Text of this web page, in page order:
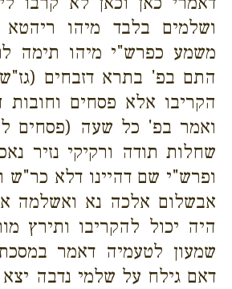
ושלמים בלבד מיהו
משמע כפרש"י מיהו תימה
התם בפ' בתרא דזבחים
הקריבו אלא פסחים וחובות
ואמר בפ' כל שעה (פסחים
שחלות תודה ורקיקי נזיר
ופרש"י שם דהיינו דלא כר"ש
אבשלום אלכה נא ואשלמה
היה יכול להקריבו ותירץ
שמעון לטעמיה דאמר
דאם גילח על שלמי נדבה